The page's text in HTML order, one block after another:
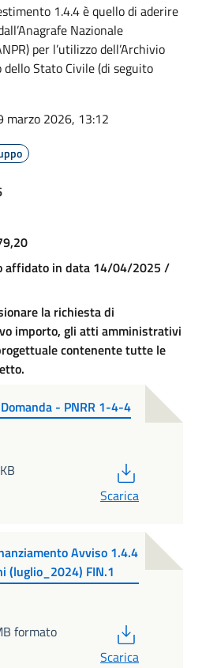
1.4.4 è quello di aderire
Nazionale
per l’utilizzo dell’Archivio
Stato Civile (di seguito
marzo 2026, 13:12
affidato in data 14/04/2025 /
la richiesta di
importo, gli atti amministrativi
contenente tutte le
- PNRR 1-4-4
Scarica
Avviso 1.4.4
(luglio_2024) FIN.1
formato
Scarica